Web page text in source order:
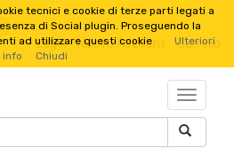
Login
Nuovo Account Carrello
tecnici e cookie di terze parti legati a
di Social plugin. Proseguendo la
ad utilizzare questi cookie
Ulteriori
info
Chiudi